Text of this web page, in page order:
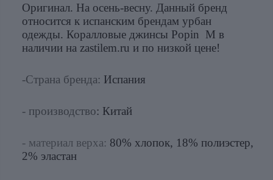
Оригинал. На осень-весну. Данный бренд
относится к испанским брендам урбан
одежды. Коралловые джинсы Popin M в
наличии на zastilem.ru и по низкой цене!
-Страна бренда: Испания
- производство: Китай
- материал верха: 80% хлопок, 18% полиэстер,
2% эластан